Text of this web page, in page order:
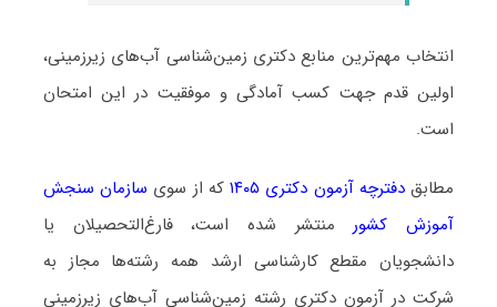
انتخاب مهم‌ترین منابع دکتری زمین‌شناسی آب‌های زیرزمینی،
اولین قدم جهت کسب آمادگی و موفقیت در این امتحان
است.
مطابقدفترچه آزمون دکتری ۱۴۰۵ که از سوی سازمان سنجش
آموزش کشور
منتشر شده است، فارغ‌التحصیلان یا
دانشجویان مقطع کارشناسی ارشد همه رشته‌ها مجاز به
شرکت در آزمون دکتری رشته زمین‌شناسی آب‌های زیرزمینی